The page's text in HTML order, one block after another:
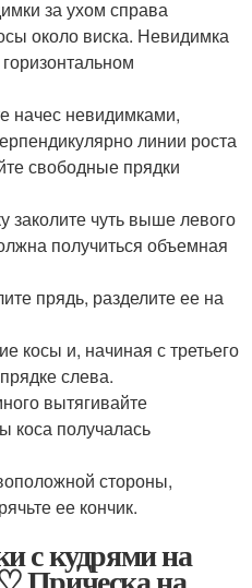
за ухом справа
около виска. Невидимка
начес невидимками,
линии роста
свободные прядки
чуть выше левого
получиться объемная
прядь, разделите ее на
косы и, начиная с третьего
слева.
вытягивайте
коса получалась
стороны,
ее кончик.
с кудрями на